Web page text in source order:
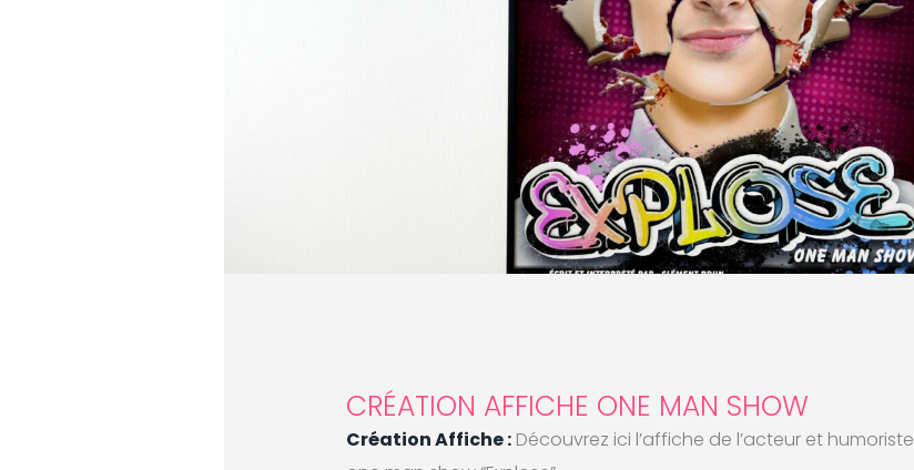
CRÉATION AFFICHE ONE MAN SHOW
Création Affiche : Découvrez ici l’affiche de l’acteur et humoriste